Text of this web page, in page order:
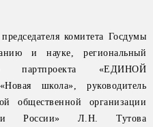
председателя комитета Госдумы
и науке, региональный
партпроекта «ЕДИНОЙ
школа», руководитель
общественной организации
России» Л.Н. Тутова